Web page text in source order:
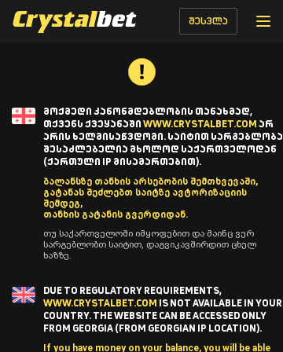
შესვლა
ᲛᲝᲥᲛᲔᲓᲘ ᲙᲐᲜᲝᲜᲛᲓᲔᲑᲚᲝᲑᲘᲡ ᲗᲐᲜᲐᲮᲛᲐᲓ,
ᲗᲥᲕᲔᲜᲡ ᲥᲕᲔᲧᲐᲜᲐᲨᲘWWW.CRYSTALBET.COMᲐᲠ
ᲐᲠᲘᲡ ᲮᲔᲚᲛᲘᲡᲐᲬᲕᲓᲝᲛᲘ. ᲡᲐᲘᲢᲘᲗ ᲡᲐᲠᲒᲔᲑᲚᲝᲑᲐ
ᲨᲔᲡᲐᲫᲚᲔᲑᲔᲚᲘᲐ ᲛᲮᲝᲚᲝᲓ ᲡᲐᲥᲐᲠᲗᲕᲔᲚᲝᲓᲐᲜ
(ᲥᲐᲠᲗᲣᲚᲘ IP ᲛᲘᲡᲐᲛᲐᲠᲗᲔᲑᲘᲗ).
ბალანსზე თანხის არსებობის შემთხვევაში,
გატანას შეძლებთ საიტზე ავტორიზაციის
შემდეგ,
თანხის გატანის გვერდიდან.
თუ საქართველოში იმყოფებით და მაინც ვერ
სარგებლობთ საიტით, დაგვიკავშირდით ცხელ
ხაზზე.
DUE TO REGULATORY REQUIREMENTS,
WWW.CRYSTALBET.COM IS NOT AVAILABLE IN YOUR
COUNTRY. THE WEBSITE CAN BE ACCESSED ONLY
FROM GEORGIA (FROM GEORGIAN IP LOCATION).
If you have money on your balance, you will be able